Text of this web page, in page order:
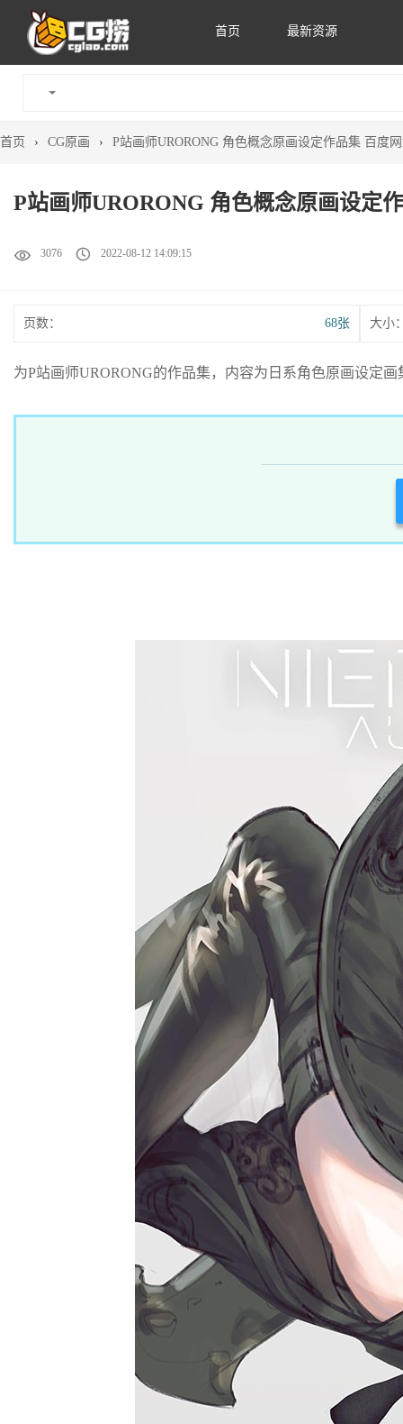
首页 最新资源
首页 › CG原画 › P站画师URORONG 角色概念原画设定作品集 百度
P站画师URORONG 角色概念原画设定
3076 2022-08-12 14:09:15
页数： 68张 大小
为P站画师URORONG的作品集，内容为日系角色原画设定画